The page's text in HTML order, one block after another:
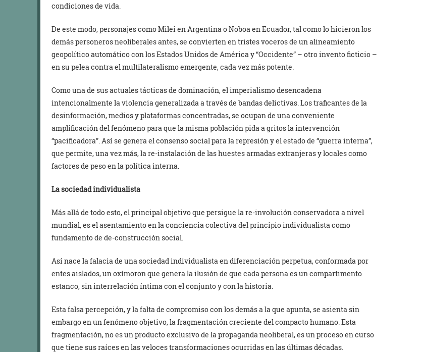
condiciones de vida.
De este modo, personajes como Milei en Argentina o Noboa en Ecuador, tal como lo hicieron los
demás personeros neoliberales antes, se convierten en tristes voceros de un alineamiento
geopolítico automático con los Estados Unidos de América y “Occidente” – otro invento ficticio –
en su pelea contra el multilateralismo emergente, cada vez más potente.
Como una de sus actuales tácticas de dominación, el imperialismo desencadena
intencionalmente la violencia generalizada a través de bandas delictivas. Los traficantes de la
desinformación, medios y plataformas concentradas, se ocupan de una conveniente
amplificación del fenómeno para que la misma población pida a gritos la intervención
“pacificadora”. Así se genera el consenso social para la represión y el estado de “guerra interna”,
que permite, una vez más, la re-instalación de las huestes armadas extranjeras y locales como
factores de peso en la política interna.
La sociedad individualista
Más allá de todo esto, el principal objetivo que persigue la re-involución conservadora a nivel
mundial, es el asentamiento en la conciencia colectiva del principio individualista como
fundamento de de-construcción social.
Así nace la falacia de una sociedad individualista en diferenciación perpetua, conformada por
entes aislados, un oxímoron que genera la ilusión de que cada persona es un compartimento
estanco, sin interrelación íntima con el conjunto y con la historia.
Esta falsa percepción, y la falta de compromiso con los demás a la que apunta, se asienta sin
embargo en un fenómeno objetivo, la fragmentación creciente del compacto humano. Esta
fragmentación, no es un producto exclusivo de la propaganda neoliberal, es un proceso en curso
que tiene sus raíces en las veloces transformaciones ocurridas en las últimas décadas.